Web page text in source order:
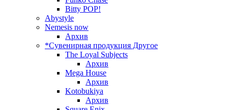
Bitty POP!
Abystyle
Nemesis now
Архив
*Сувенирная продукция Другое
The Loyal Subjects
Архив
Mega House
Архив
Kotobukiya
Архив